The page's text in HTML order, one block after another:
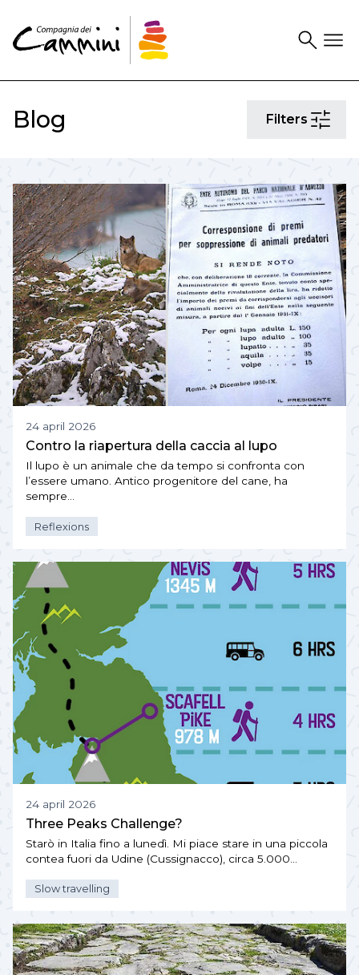
SearchDrawer
Blog Filters Filters
24 april 2026
Contro la riapertura della caccia al lupo
Il lupo è un animale che da tempo si confronta con
l’essere umano. Antico progenitore del cane, ha
sempre…
Reflexions
24 april 2026
Three Peaks Challenge?
Starò in Italia fino a lunedì. Mi piace stare in una piccola
contea fuori da Udine (Cussignacco), circa 5.000…
Slow travelling